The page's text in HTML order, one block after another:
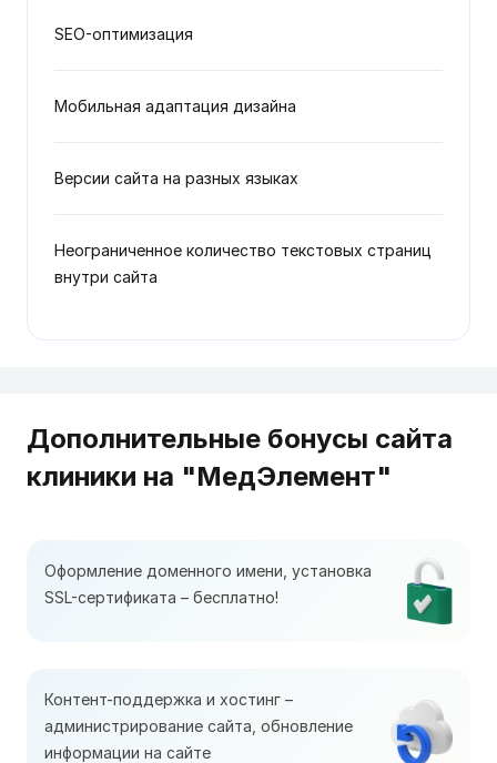
SEO-оптимизация
Мобильная адаптация дизайна
Версии сайта на разных языках
Неограниченное количество текстовых страниц
внутри сайта
Дополнительные бонусы сайта
клиники на "МедЭлемент"
Оформление доменного имени, установка
SSL-сертификата – бесплатно!
Контент-поддержка и хостинг –
администрирование сайта, обновление
информации на сайте